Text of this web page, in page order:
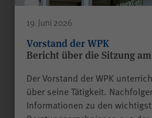
19. Juni 2026
Vorstand der WPK
Bericht über die Sitzung am
Der Vorstand der WPK
über seine Tätigkeit.
Informationen zu den